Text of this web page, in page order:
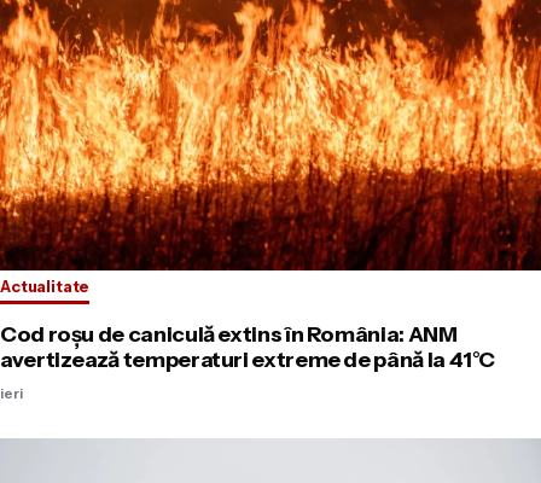
Actualitate
Cod roșu de caniculă extins în România: ANM
avertizează temperaturi extreme de până la 41°C
ieri